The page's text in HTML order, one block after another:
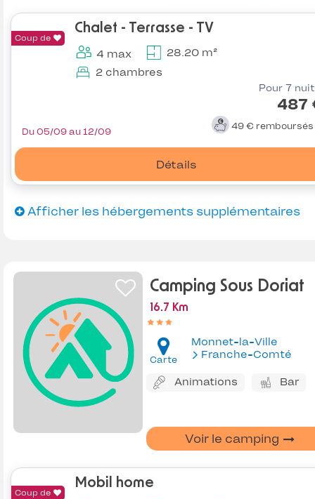
Coup de
Chalet - Terrasse - TV
4 max
28.20 m²
2 chambres
Pour 7
487
49 € remboursés
Détails
Du 05/09 au 12/09
Afficher les hébergements supplémentaires
Camping Sous Doriat
16.7 Km
Carte
Monnet-la-Ville
Franche-Comté
Animations Bar
Voir le camping
Coup de
Mobil home